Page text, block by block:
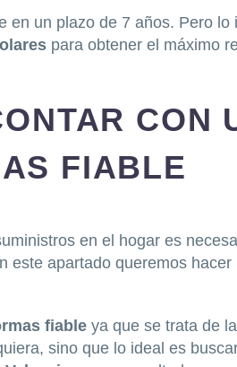
en un plazo de 7 años. Pero lo
para obtener el máximo
CON
FIABLE
en el hogar es
este apartado queremos hacer
fiable ya que se trata de
sino que lo ideal es